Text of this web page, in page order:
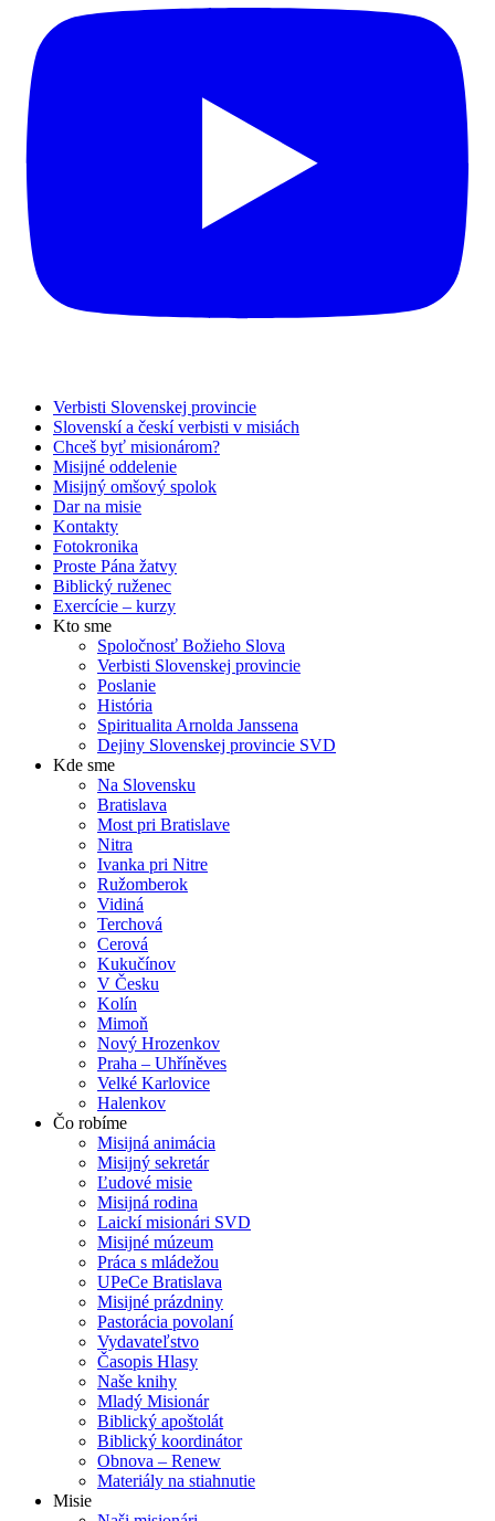
Verbisti Slovenskej provincie
Slovenskí a českí verbisti v misiách
Chceš byť misionárom?
Misijné oddelenie
Misijný omšový spolok
Dar na misie
Kontakty
Fotokronika
Proste Pána žatvy
Biblický ruženec
Exercície – kurzy
Kto sme
Spoločnosť Božieho Slova
Verbisti Slovenskej provincie
Poslanie
História
Spiritualita Arnolda Janssena
Dejiny Slovenskej provincie SVD
Kde sme
Na Slovensku
Bratislava
Most pri Bratislave
Nitra
Ivanka pri Nitre
Ružomberok
Vidiná
Terchová
Cerová
Kukučínov
V Česku
Kolín
Mimoň
Nový Hrozenkov
Praha – Uhříněves
Velké Karlovice
Halenkov
Čo robíme
Misijná animácia
Misijný sekretár
Ľudové misie
Misijná rodina
Laickí misionári SVD
Misijné múzeum
Práca s mládežou
UPeCe Bratislava
Misijné prázdniny
Pastorácia povolaní
Vydavateľstvo
Časopis Hlasy
Naše knihy
Mladý Misionár
Biblický apoštolát
Biblický koordinátor
Obnova – Renew
Materiály na stiahnutie
Misie